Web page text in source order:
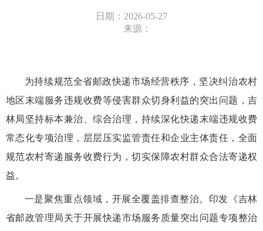
日期：2026-05-27
来源：
为持续规范全省邮政快递市场经营秩序，坚决纠治农村
地区末端服务违规收费等侵害群众切身利益的突出问题，吉
林局坚持标本兼治、综合治理，持续深化快递末端违规收费
常态化专项治理，层层压实监管责任和企业主体责任，全面
规范农村寄递服务收费行为，切实保障农村群众合法寄递权
益。
一是聚焦重点领域，开展全覆盖排查整治。 印发《吉林
省邮政管理局关于开展快递市场服务质量突出问题专项整治